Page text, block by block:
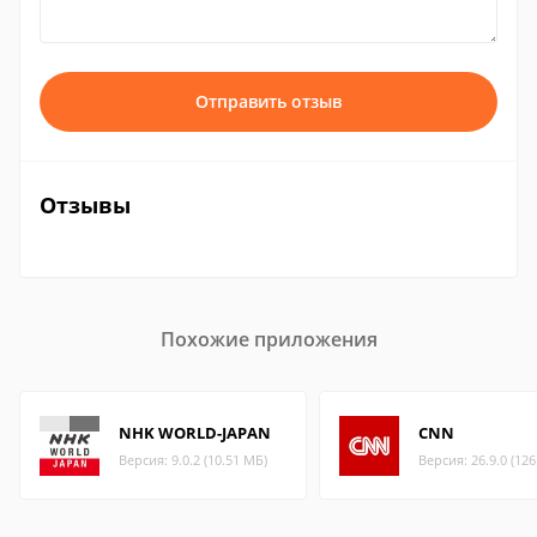
Отправить отзыв
Отзывы
Похожие приложения
NHK WORLD-JAPAN
Версия: 9.0.2 (10.51 МБ)
CNN
Версия: 26.9.0